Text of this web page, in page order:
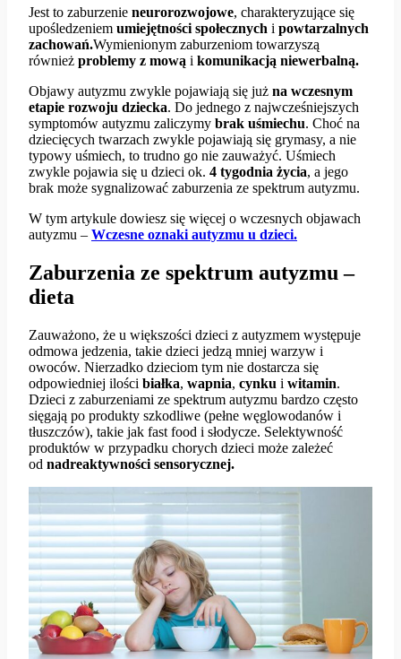
Jest to zaburzenie neurorozwojowe, charakteryzujące się
upośledzeniem umiejętności społecznych i powtarzalnych
zachowań.Wymienionym zaburzeniom towarzyszą
również problemy z mową i komunikacją niewerbalną.
Objawy autyzmu zwykle pojawiają się już na wczesnym
etapie rozwoju dziecka. Do jednego z najwcześniejszych
symptomów autyzmu zaliczymy brak uśmiechu. Choć na
dziecięcych twarzach zwykle pojawiają się grymasy, a nie
typowy uśmiech, to trudno go nie zauważyć. Uśmiech
zwykle pojawia się u dzieci ok. 4 tygodnia życia, a jego
brak może sygnalizować zaburzenia ze spektrum autyzmu.
W tym artykule dowiesz się więcej o wczesnych objawach
autyzmu – Wczesne oznaki autyzmu u dzieci.
Zaburzenia ze spektrum autyzmu –
dieta
Zauważono, że u większości dzieci z autyzmem występuje
odmowa jedzenia, takie dzieci jedzą mniej warzyw i
owoców. Nierzadko dzieciom tym nie dostarcza się
odpowiedniej ilości białka, wapnia, cynku i witamin.
Dzieci z zaburzeniami ze spektrum autyzmu bardzo często
sięgają po produkty szkodliwe (pełne węglowodanów i
tłuszczów), takie jak fast food i słodycze. Selektywność
produktów w przypadku chorych dzieci może zależeć
od nadreaktywności sensorycznej.